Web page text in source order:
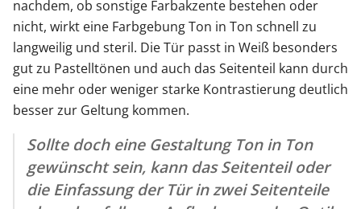
nachdem, ob sonstige Farbakzente bestehen oder
nicht, wirkt eine Farbgebung Ton in Ton schnell zu
langweilig und steril. Die Tür passt in Weiß besonders
gut zu Pastelltönen und auch das Seitenteil kann durch
eine mehr oder weniger starke Kontrastierung deutlich
besser zur Geltung kommen.
Sollte doch eine Gestaltung Ton in Ton
gewünscht sein, kann das Seitenteil oder
die Einfassung der Tür in zwei Seitenteile